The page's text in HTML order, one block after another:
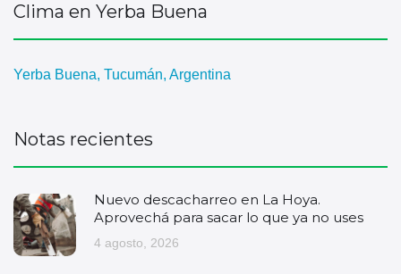
Clima en Yerba Buena
Yerba Buena, Tucumán, Argentina
Notas recientes
Nuevo descacharreo en La Hoya.
Aprovechá para sacar lo que ya no uses
4 agosto, 2026